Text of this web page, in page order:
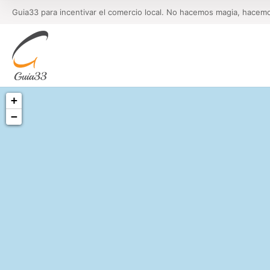
Guia33 para incentivar el comercio local. No hacemos magia,
+
−